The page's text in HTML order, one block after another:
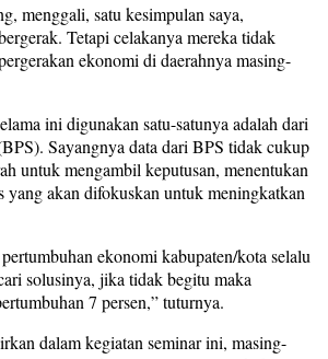
menggali, satu kesimpulan saya,
Tetapi celakanya mereka tidak
ekonomi di daerahnya masing-
ini digunakan satu-satunya adalah dari
Sayangnya data dari BPS tidak cukup
untuk mengambil keputusan, menentukan
yang akan difokuskan untuk meningkatkan
ekonomi kabupaten/kota selalu
solusinya, jika tidak begitu maka
7 persen,” tuturnya.
dalam kegiatan seminar ini, masing-